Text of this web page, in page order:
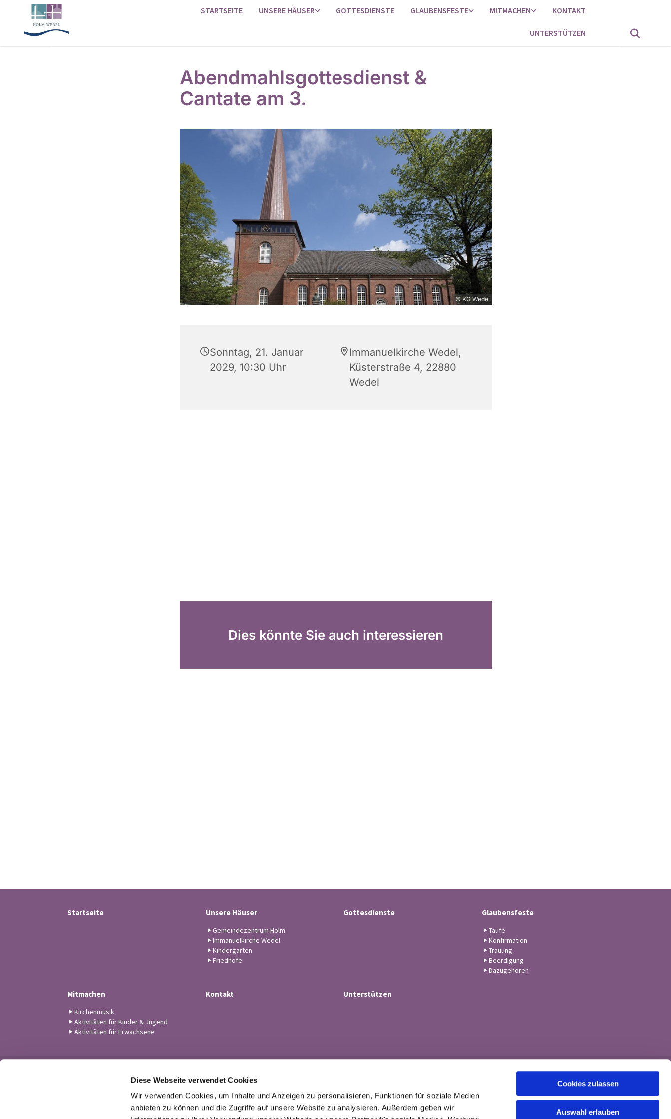
Diese Webseite verwendet Cookies
Wir verwenden Cookies, um Inhalte und Anzeigen zu personalisieren, Funktionen für soziale Medien
anbieten zu können und die Zugriffe auf unsere Website zu analysieren. Außerdem geben wir
Cookies zulassen
Auswahl erlauben
STARTSEITE UNSERE HÄUSER GOTTESDIENSTE GLAUBENSFESTE MITMACHEN KONTAKT
UNTERSTÜTZEN
Abendmahlsgottesdienst &
Cantate am 3.
© KG Wedel
Sonntag, 21. Januar
2029, 10:30 Uhr
Immanuelkirche Wedel,
Küsterstraße 4, 22880
Wedel
Dies könnte Sie auch interessieren
Startseite Unsere Häuser
Gemeindezentrum Holm
Immanuelkirche Wedel
Kindergärten
Friedhöfe
Gottesdienste Glaubensfeste
Taufe
Konfirmation
Trauung
Beerdigung
Dazugehören
Mitmachen
Kirchenmusik
Aktivitäten für Kinder & Jugend
Aktivitäten für Erwachsene
Kontakt Unterstützen
 Tel. 04103-21 43
buero@kirchengemeindewedel.de